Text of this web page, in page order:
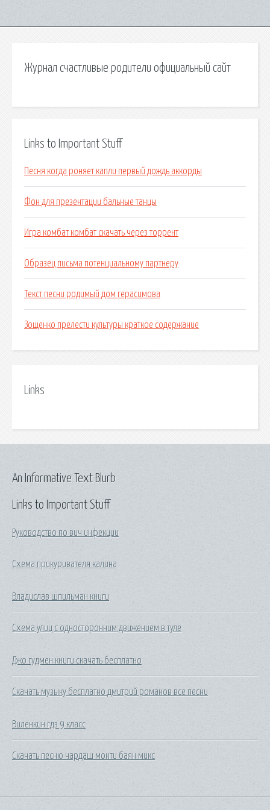
Журнал счастливые родители официальный сайт
Links to Important Stuff
Песня когда роняет капли первый дождь аккорды
Фон для презентации бальные танцы
Игра комбат комбат скачать через торрент
Образец письма потенциальному партнеру
Текст песни родимый дом герасимова
Зощенко прелести культуры краткое содержание
Links
Links to Important Stuff
Руководство по вич инфекции
Схема прикуривателя калина
Владислав шпильман книги
Схема улиц с односторонним движением в туле
Джо гудмен книги скачать бесплатно
Скачать музыку бесплатно дмитрий романов все песни
Виленкин гдз 9 класс
Скачать песню чардаш монти баян микс
An Informative Text Blurb